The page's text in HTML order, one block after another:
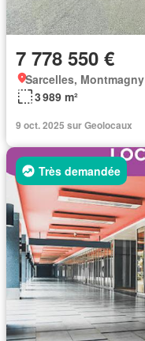
7 778 550 €
Sarcelles, Montmagny
3 989 m²
9 oct. 2025 sur Geolocaux
Très demandée